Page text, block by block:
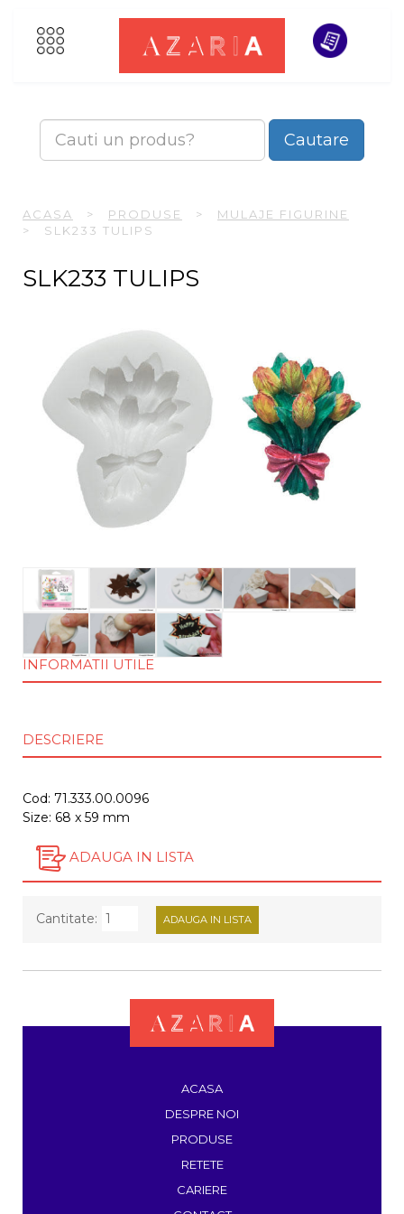
Cautare
ACASA > PRODUSE >
MULAJE FIGURINE
>
SLK233 TULIPS
SLK233 TULIPS
INFORMATII UTILE
DESCRIERE
Cod: 71.333.00.0096
Size: 68 x 59 mm
ADAUGA IN LISTA
Cantitate:
ACASA
DESPRE NOI
PRODUSE
RETETE
CARIERE